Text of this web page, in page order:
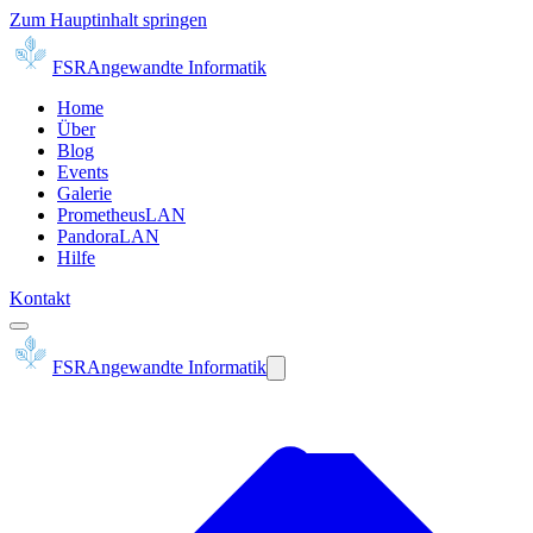
Zum Hauptinhalt springen
FSRAngewandte Informatik
Home
Über
Blog
Events
Galerie
PrometheusLAN
PandoraLAN
Hilfe
Kontakt
FSRAngewandte Informatik